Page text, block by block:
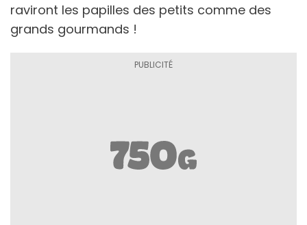
raviront les papilles des petits comme des
grands gourmands !